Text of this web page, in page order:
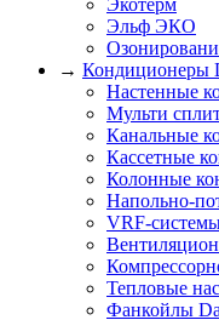
Экотерм
Эльф ЭКО
→ Кондиционеры
Настенные
Мульти
Канальные
Кассетные
Колонные
Напольно-
VRF-
Тепловые
Фанкойлы